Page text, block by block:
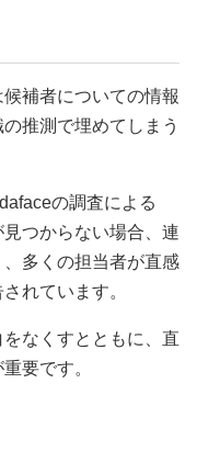
補者についての情報
推測で埋めてしまう
の調査による
つからない場合、連
多くの担当者が直感
れています。
なくすとともに、直
要です。